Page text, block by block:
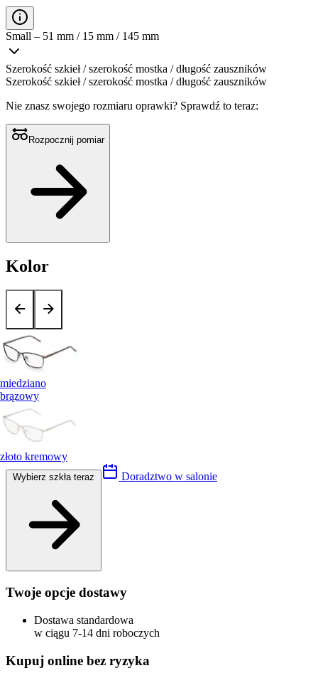
Small – 51 mm / 15 mm / 145 mm
Szerokość szkieł / szerokość mostka / długość zauszników
Szerokość szkieł / szerokość mostka / długość zauszników
Nie znasz swojego rozmiaru oprawki? Sprawdź to teraz:
Rozpocznij pomiar
Kolor
miedziano
brązowy
złoto kremowy
Doradztwo w salonie
Twoje opcje dostawy
Dostawa standardowa
w ciągu 7-14 dni roboczych
Kupuj online bez ryzyka